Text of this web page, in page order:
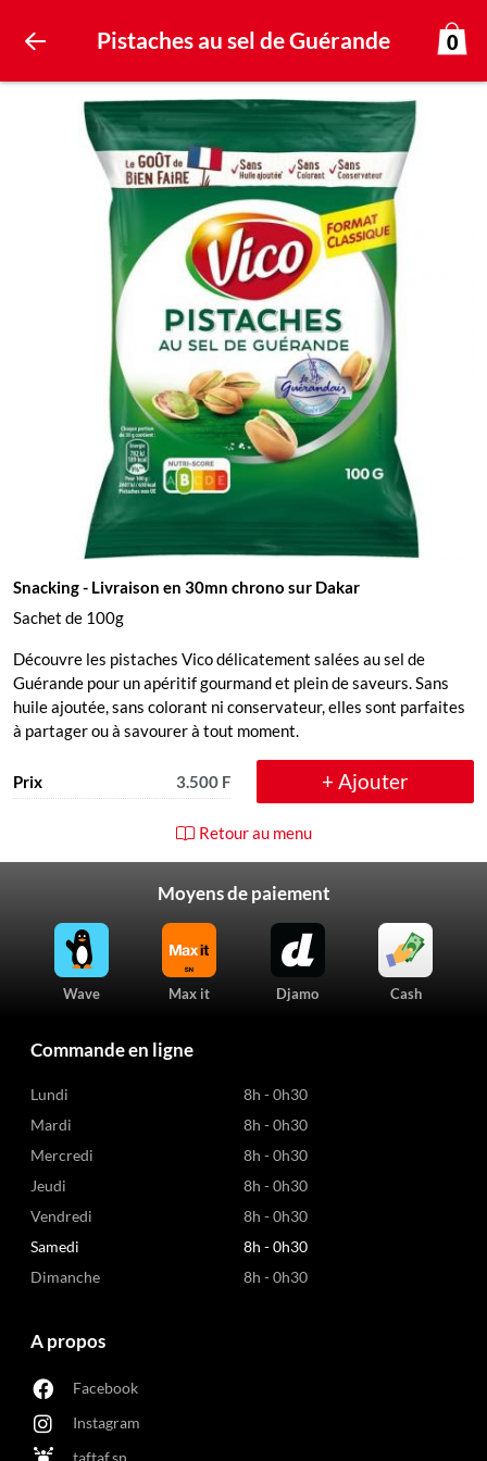
Pistaches au sel de Guérande 0
Snacking- Livraison en 30mn chrono sur Dakar
Sachet de 100g
Découvre les pistaches Vico délicatement salées au sel de
Guérande pour un apéritif gourmand et plein de saveurs. Sans
huile ajoutée, sans colorant ni conservateur, elles sont parfaites
à partager ou à savourer à tout moment.
Prix 3.500 F + Ajouter
Retour au menu
Moyens de paiement
Wave Max it Djamo Cash
Commande en ligne
Lundi
8h - 0h30
Mardi
8h - 0h30
Mercredi
8h - 0h30
Jeudi
8h - 0h30
Vendredi
8h - 0h30
Samedi
8h - 0h30
Dimanche
8h - 0h30
A propos
Facebook
Instagram
taftaf.sn